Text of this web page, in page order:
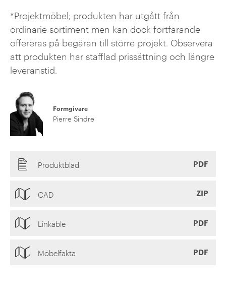
*Projektmöbel; produkten har utgått från
ordinarie sortiment men kan dock fortfarande
offereras på begäran till större projekt. Observera
att produkten har stafflad prissättning och längre
leveranstid.
Formgivare
Pierre Sindre
Produktblad PDF
CAD ZIP
Linkable PDF
Möbelfakta PDF